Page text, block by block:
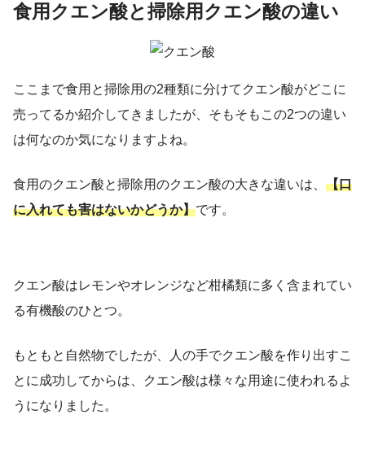
食用クエン酸と掃除用クエン酸の違い
ここまで食用と掃除用の2種類に分けてクエン酸がどこに
売ってるか紹介してきましたが、そもそもこの2つの違い
は何なのか気になりますよね。
食用のクエン酸と掃除用のクエン酸の大きな違いは、 【口
に入れても害はないかどうか】です。
クエン酸はレモンやオレンジなど柑橘類に多く含まれてい
る有機酸のひとつ。
もともと自然物でしたが、人の手でクエン酸を作り出すこ
とに成功してからは、クエン酸は様々な用途に使われるよ
うになりました。